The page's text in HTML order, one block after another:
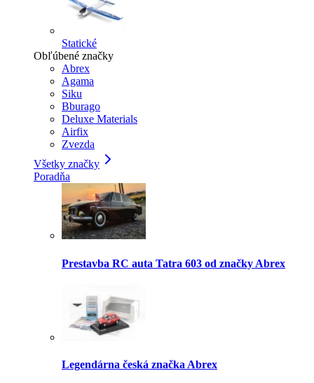
Statické
Obľúbené značky
Abrex
Agama
Siku
Bburago
Deluxe Materials
Airfix
Zvezda
Všetky značky
Poradňa
Prestavba RC auta Tatra 603 od značky Abrex
Legendárna česká značka Abrex